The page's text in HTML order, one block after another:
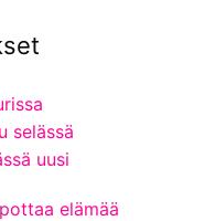
selässä
uusi
elämää